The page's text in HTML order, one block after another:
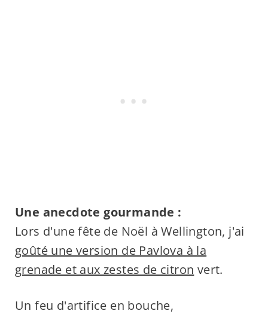
Une anecdote gourmande :
Lors d'une fête de Noël à Wellington, j'ai
goûté une version de Pavlova à la
grenade et aux zestes de citron vert.
Un feu d'artifice en bouche,